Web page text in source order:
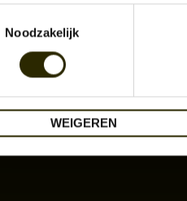
Noodzakelijk
WEIGEREN